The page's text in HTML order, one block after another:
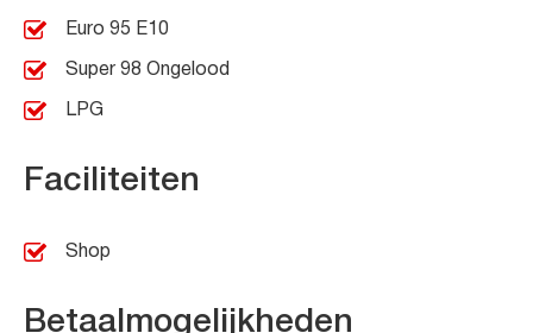
Euro 95 E10
Super 98 Ongelood
LPG
Faciliteiten
Shop
Betaalmogelijkheden